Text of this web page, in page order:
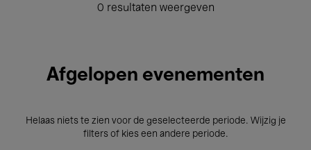
0 resultaten weergeven
Afgelopen evenementen
Helaas niets te zien voor de geselecteerde periode. Wijzig je
filters of kies een andere periode.